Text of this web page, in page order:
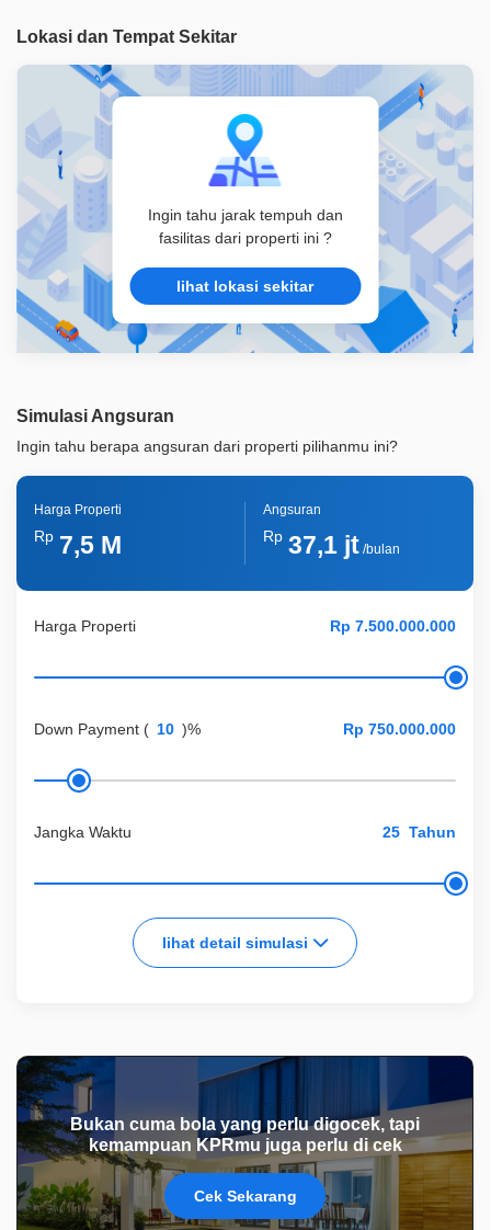
Lokasi dan Tempat Sekitar
Ingin tahu jarak tempuh dan
fasilitas dari properti ini ?
lihat lokasi sekitar
Simulasi Angsuran
Ingin tahu berapa angsuran dari properti pilihanmu ini?
Harga Properti
Down Payment ( )%
Jangka Waktu Tahun
lihat detail simulasi
Harga Properti
Rp 7,5 M
Angsuran
Rp 37,1 jt/bulan
Bukan cuma bola yang perlu digocek, tapi
kemampuan KPRmu juga perlu di cek
Cek Sekarang